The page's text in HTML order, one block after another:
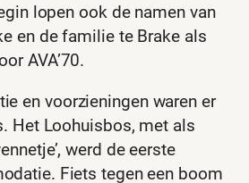
lopen ook de namen van
en de familie te Brake als
AVA’70.
en voorzieningen waren er
Het Loohuisbos, met als
werd de eerste
Fiets tegen een boom